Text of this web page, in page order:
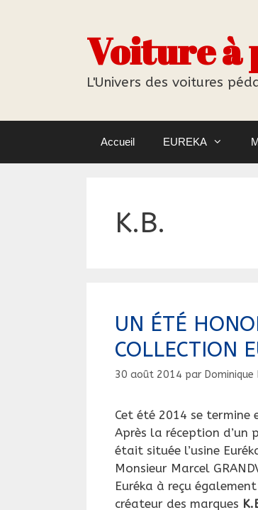
Voiture à
L'Univers des voitures
Accueil EUREKA
K.B.
UN ÉTÉ
COLLECTION
30 août 2014 par Dominique
Cet été 2014 se
Après la réception d’un
était située l’usine
Monsieur Marcel
Euréka à reçu également
créateur des marques